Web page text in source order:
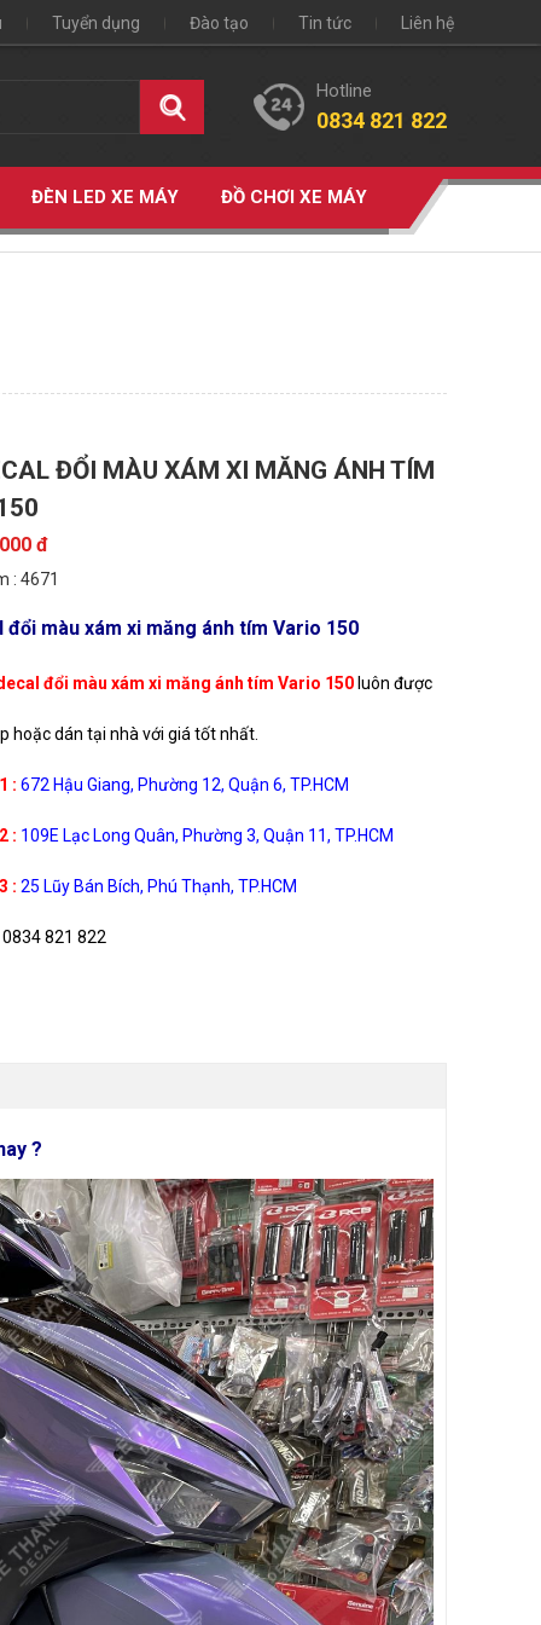
Tuyển dụng Đào tạo Tin tức Liên hệ
Hotline
0834 821 822
ĐÈN LED XE MÁY ĐỒ CHƠI XE MÁY
ĐỔI MÀU XÁM XI MĂNG ÁNH TÍM
đ
: 4671
đổi màu xám xi măng ánh tím Vario 150
đổi màu xám xi măng ánh tím Vario 150 luôn được
hoặc dán tại nhà với giá tốt nhất.
: 672 Hậu Giang, Phường 12, Quận 6, TP.HCM
: 109E Lạc Long Quân, Phường 3, Quận 11, TP.HCM
: 25 Lũy Bán Bích, Phú Thạnh, TP.HCM
0834 821 822
?